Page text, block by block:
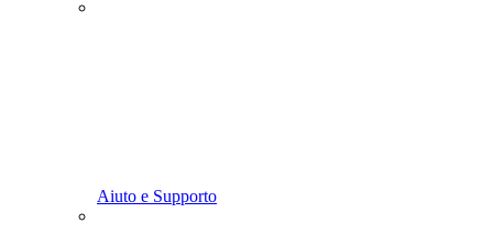
Aiuto e Supporto